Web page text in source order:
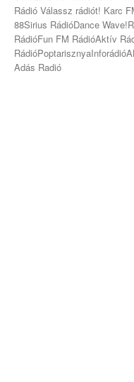
Rádió Válassz rádiót! Karc
88Sirius RádióDance
RádióFun FM RádióAktív
Adás Radió